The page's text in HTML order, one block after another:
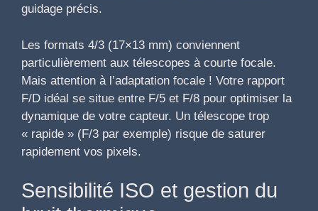
guidage précis.
Les formats 4/3 (17×13 mm) conviennent
particulièrement aux télescopes à courte focale.
Mais attention à l’adaptation focale ! Votre rapport
F/D idéal se situe entre F/5 et F/8 pour optimiser la
dynamique de votre capteur. Un télescope trop
« rapide » (F/3 par exemple) risque de saturer
rapidement vos pixels.
Sensibilité ISO et gestion du